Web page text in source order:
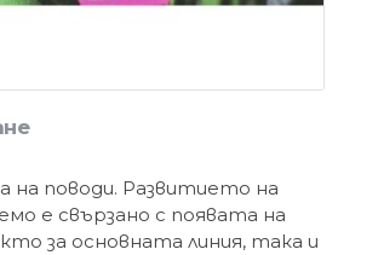
поводи. Развитието на
е свързано с появата на
за основната линия, така и